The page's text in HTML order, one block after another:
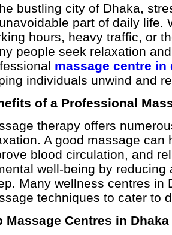
bustling city of Dhaka,
part of daily life.
hours, heavy traffic, or
people seek relaxation
massage centre in
individuals unwind and
of a Professional
therapy offers
A good massage
blood circulation, and
well-being by
Many wellness centres in
techniques to cater to
Massage Centres in Dhaka